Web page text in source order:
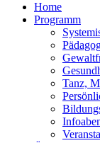
Home
Programm
Tanz,